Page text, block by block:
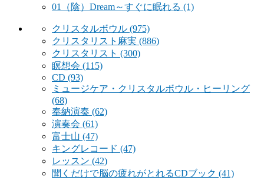
01（陰）Dream～すぐに眠れる (1)
クリスタルボウル (975)
クリスタリスト麻実 (886)
クリスタリスト (300)
瞑想会 (115)
CD (93)
ミュージケア・クリスタルボウル・ヒーリング
(68)
奉納演奏 (62)
演奏会 (61)
富士山 (47)
キングレコード (47)
レッスン (42)
聞くだけで脳の疲れがとれるCDブック (41)